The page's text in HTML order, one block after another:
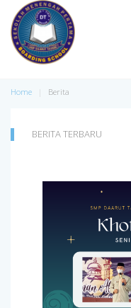
Home Berita
BERITA TERBARU